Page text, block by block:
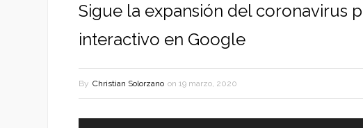
Sigue la expansión del coronavirus
interactivo en Google
By Christian Solorzano on 19 marzo, 2020